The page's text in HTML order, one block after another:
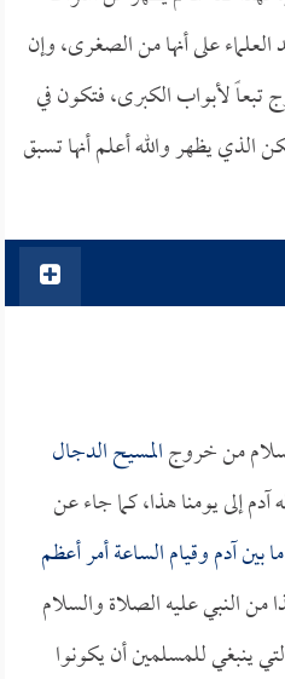
على أنها من الصغرى، وإن
تبعاً لأبواب الكبرى، فتكون في
الذي يظهر والله أعلم أنها تسبق
من خروجالمسيح الدجال
إلى يومنا هذا، كما جاء عن
ما بين آدم وقيام الساعة أمر أعظم
من النبي عليه الصلاة والسلام
ينبغي للمسلمين أن يكونوا